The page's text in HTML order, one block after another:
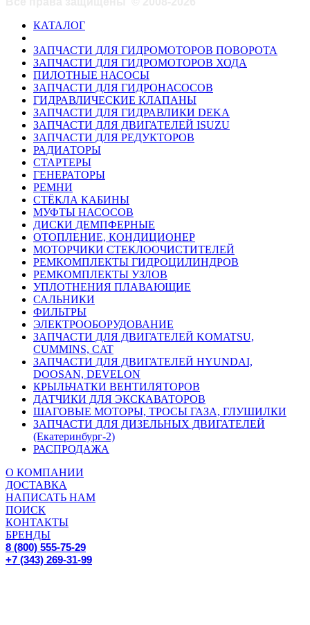
КАТАЛОГ
ЗАПЧАСТИ ДЛЯ ГИДРОМОТОРОВ ПОВОРОТА
ЗАПЧАСТИ ДЛЯ ГИДРОМОТОРОВ ХОДА
ПИЛОТНЫЕ НАСОСЫ
ЗАПЧАСТИ ДЛЯ ГИДРОНАСОСОВ
ГИДРАВЛИЧЕСКИЕ КЛАПАНЫ
ЗАПЧАСТИ ДЛЯ ГИДРАВЛИКИ DEKA
ЗАПЧАСТИ ДЛЯ ДВИГАТЕЛЕЙ ISUZU
ЗАПЧАСТИ ДЛЯ РЕДУКТОРОВ
РАДИАТОРЫ
СТАРТЕРЫ
ГЕНЕРАТОРЫ
РЕМНИ
СТЁКЛА КАБИНЫ
МУФТЫ НАСОСОВ
ДИСКИ ДЕМПФЕРНЫЕ
ОТОПЛЕНИЕ, КОНДИЦИОНЕР
МОТОРЧИКИ СТЕКЛООЧИСТИТЕЛЕЙ
РЕМКОМПЛЕКТЫ ГИДРОЦИЛИНДРОВ
РЕМКОМПЛЕКТЫ УЗЛОВ
УПЛОТНЕНИЯ ПЛАВАЮЩИЕ
САЛЬНИКИ
ФИЛЬТРЫ
ЭЛЕКТРООБОРУДОВАНИЕ
ЗАПЧАСТИ ДЛЯ ДВИГАТЕЛЕЙ KOMATSU,
CUMMINS, CAT
ЗАПЧАСТИ ДЛЯ ДВИГАТЕЛЕЙ HYUNDAI,
DOOSAN, DEVELON
КРЫЛЬЧАТКИ ВЕНТИЛЯТОРОВ
ДАТЧИКИ ДЛЯ ЭКСКАВАТОРОВ
ШАГОВЫЕ МОТОРЫ, ТРОСЫ ГАЗА, ГЛУШИЛКИ
ЗАПЧАСТИ ДЛЯ ДИЗЕЛЬНЫХ ДВИГАТЕЛЕЙ
(Екатеринбург-2)
РАСПРОДАЖА
О КОМПАНИИ
ДОСТАВКА
НАПИСАТЬ НАМ
ПОИСК
КОНТАКТЫ
БРЕНДЫ
8 (800) 555-75-29
+7 (343) 269-31-99